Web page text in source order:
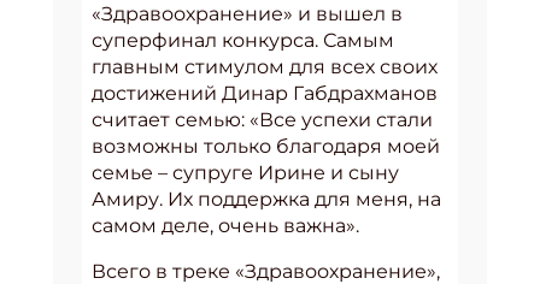
«Здравоохранение» и вышел в
суперфинал конкурса. Самым
главным стимулом для всех своих
достижений Динар Габдрахманов
считает семью: «Все успехи стали
возможны только благодаря моей
семье – супруге Ирине и сыну
Амиру. Их поддержка для меня, на
самом деле, очень важна».
Всего в треке «Здравоохранение»,